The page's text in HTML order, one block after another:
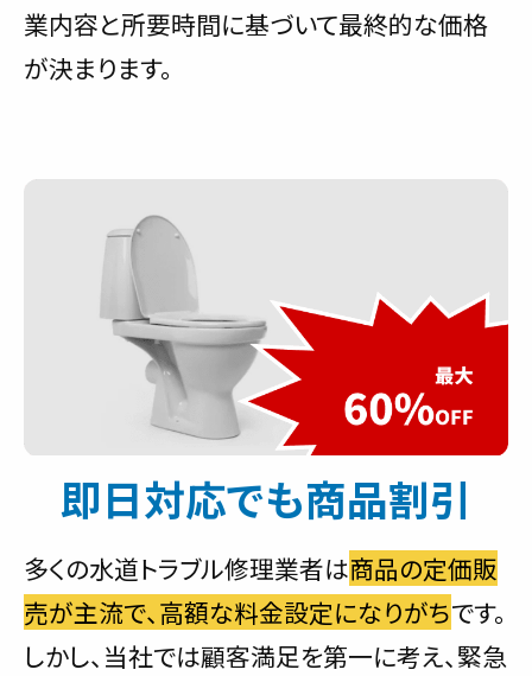
業内容と所要時間に基づいて最終的な価格
が決まります。
即日対応でも商品割引
多くの水道トラブル修理業者は商品の定価販
売が主流で、高額な料金設定になりがちです。
しかし、当社では顧客満足を第一に考え、緊急